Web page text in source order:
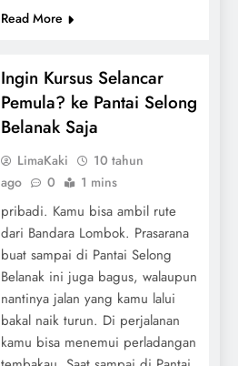
Read More
Ingin Kursus Selancar
Pemula? ke Pantai Selong
Belanak Saja
LimaKaki
10 tahun
ago
0 1 mins
pribadi. Kamu bisa ambil rute
dari Bandara Lombok. Prasarana
buat sampai di Pantai Selong
Belanak ini juga bagus, walaupun
nantinya jalan yang kamu lalui
bakal naik turun. Di perjalanan
kamu bisa menemui perladangan